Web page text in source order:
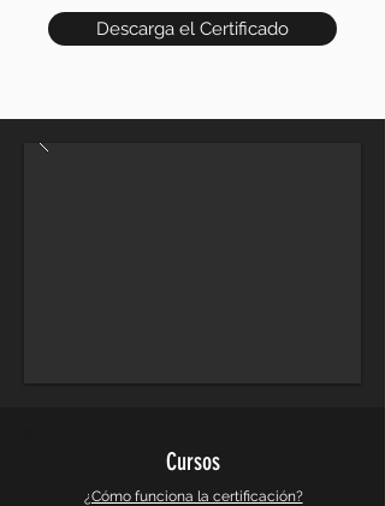
Descarga el Certificado
Cursos
¿Cómo funciona la certificación?